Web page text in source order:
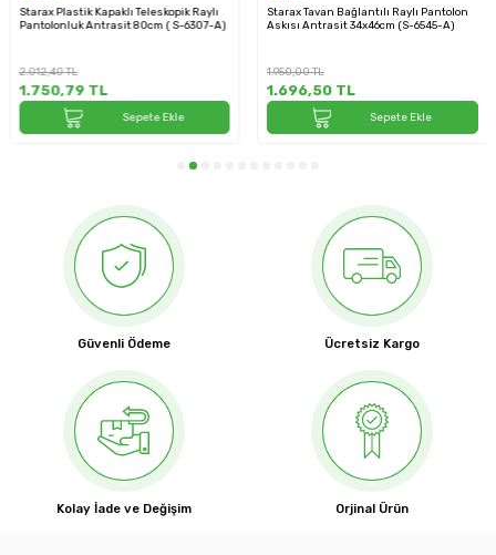
Starax Plastik Kapaklı Teleskopik Raylı
Pantolonluk Antrasit 80cm ( S-6307-A)
2.012,40TL
1.750,79 TL
Sepete Ekle
Starax Tavan Bağlantılı Raylı Pantolon
Askısı Antrasit 34x46cm (S-6545-A)
1.950,00TL
1.696,50TL
Sepete Ekle
Güvenli Ödeme Ücretsiz Kargo
Kolay İade ve Değişim Orjinal Ürün